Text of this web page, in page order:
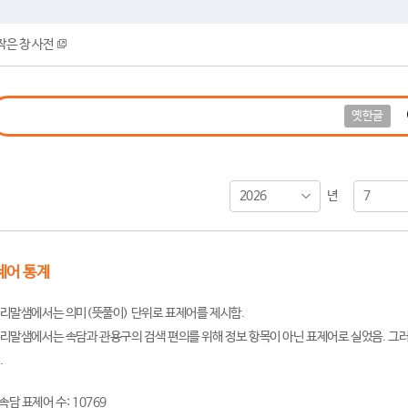
은 창 사전
옛한글
2026 년 7
어 통계
말샘에서는 의미(뜻풀이) 단위로 표제어를 제시함.
말샘에서는 속담과 관용구의 검색 편의를 위해 정보 항목이 아닌 표제어로 실었음. 그
담 표제어 수: 10769